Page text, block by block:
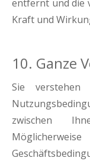
entfernt und die
Kraft und
10. Ganze
Sie
zwischen